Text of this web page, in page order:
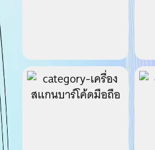
เครื่องสแกนบาร์โค้ด